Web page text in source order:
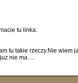
tu linka:
tu takie rzeczy.Nie
nie ma.....